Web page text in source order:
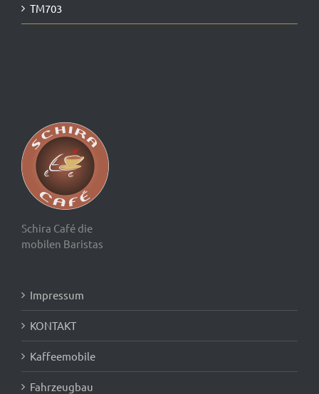
TM703
Schira Café die
mobilen Baristas
Impressum
KONTAKT
Kaffeemobile
Fahrzeugbau